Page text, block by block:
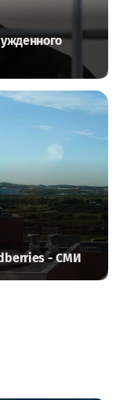
- СМИ